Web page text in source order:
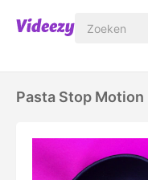
Pasta Stop